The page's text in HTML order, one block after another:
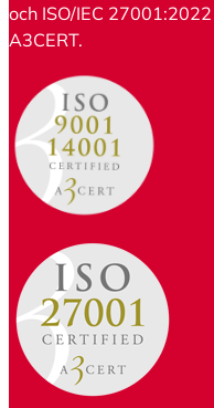
och ISO/IEC
A3CERT.